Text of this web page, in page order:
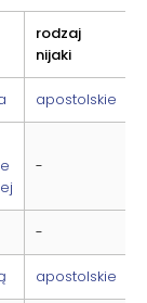
rodzaj
nijaki
apostolskie
-
-
apostolskie